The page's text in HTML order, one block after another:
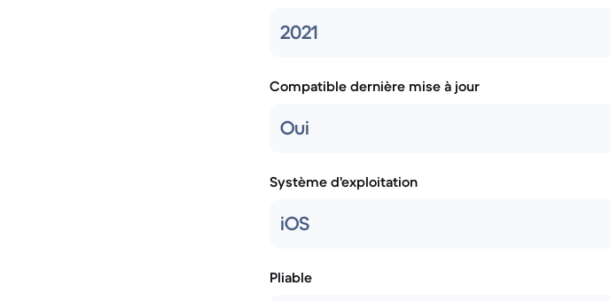
2021
Compatible dernière mise à jour
Oui
Système d'exploitation
iOS
Pliable